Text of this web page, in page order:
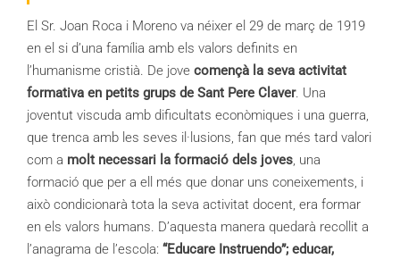
El Sr. Joan Roca i Moreno va néixer el 29 de març de 1919
en el si d’una família amb els valors definits en
l’humanisme cristià. De jove començà la seva activitat
formativa en petits grups de Sant Pere Claver. Una
joventut viscuda amb dificultats econòmiques i una guerra,
que trenca amb les seves il·lusions, fan que més tard valori
com a molt necessari la formació dels joves, una
formació que per a ell més que donar uns coneixements, i
això condicionarà tota la seva activitat docent, era formar
en els valors humans. D’aquesta manera quedarà recollit a
l’anagrama de l’escola: “Educare Instruendo”; educar,